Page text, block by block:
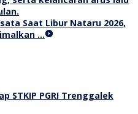
Saat Libur Nataru 2026,
…